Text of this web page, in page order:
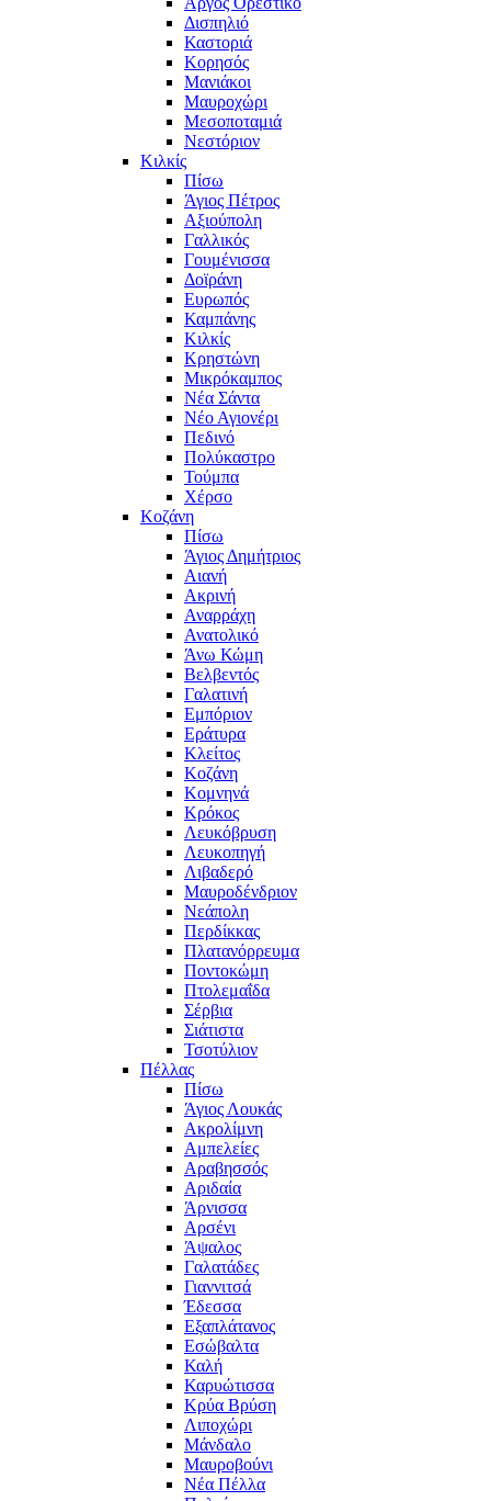
Δισπηλιό
Καστοριά
Κορησός
Μανιάκοι
Μαυροχώρι
Μεσοποταμιά
Νεστόριον
Κιλκίς
Πίσω
Άγιος Πέτρος
Αξιούπολη
Γαλλικός
Γουμένισσα
Δοϊράνη
Ευρωπός
Καμπάνης
Κιλκίς
Κρηστώνη
Μικρόκαμπος
Νέα Σάντα
Νέο Αγιονέρι
Πεδινό
Πολύκαστρο
Τούμπα
Χέρσο
Κοζάνη
Πίσω
Άγιος Δημήτριος
Αιανή
Ακρινή
Αναρράχη
Ανατολικό
Άνω Κώμη
Βελβεντός
Γαλατινή
Εμπόριον
Εράτυρα
Κλείτος
Κοζάνη
Κομνηνά
Κρόκος
Λευκόβρυση
Λευκοπηγή
Λιβαδερό
Μαυροδένδριον
Νεάπολη
Περδίκκας
Πλατανόρρευμα
Ποντοκώμη
Πτολεμαΐδα
Σέρβια
Σιάτιστα
Τσοτύλιον
Πέλλας
Πίσω
Άγιος Λουκάς
Ακρολίμνη
Αμπελείες
Αραβησσός
Αριδαία
Άρνισσα
Αρσένι
Άψαλος
Γαλατάδες
Γιαννιτσά
Έδεσσα
Εξαπλάτανος
Εσώβαλτα
Καλή
Καρυώτισσα
Κρύα Βρύση
Λιποχώρι
Μάνδαλο
Μαυροβούνι
Νέα Πέλλα